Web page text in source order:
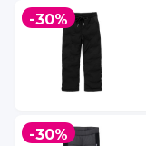
-30%
-30%